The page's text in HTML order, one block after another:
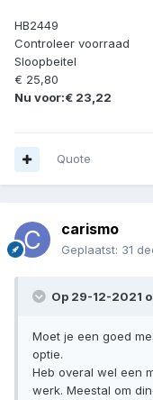
HB2449
Controleer voorraad
Sloopbeitel
€ 25,80
Nu voor:€ 23,22
Quote
carismo
Geplaatst: 31
Op 29-12-2021
Moet je een goed
optie.
Heb overal wel een
werk. Meestal om